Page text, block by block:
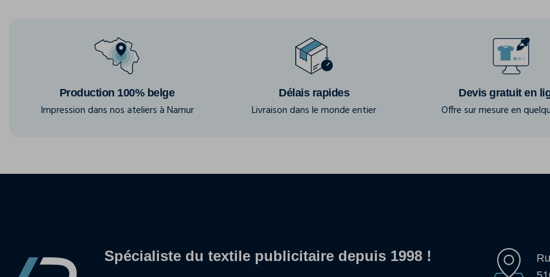
Production 100% belge
Impression dans nos ateliers à Namur
Délais rapides
Livraison dans le monde entier
Devis gratuit en
Offre sur mesure en
Spécialiste du textile publicitaire depuis 1998 !